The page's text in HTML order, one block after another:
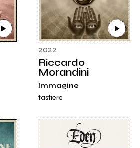
2022
Riccardo
Morandini
Immagine
tastiere